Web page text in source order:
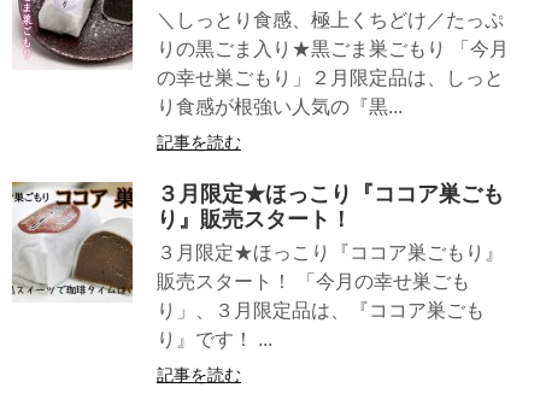
＼しっとり食感、極上くちどけ／たっぷ
りの黒ごま入り★黒ごま巣ごもり 「今月
の幸せ巣ごもり」２月限定品は、しっと
り食感が根強い人気の『黒...
記事を読む
３月限定★ほっこり『ココア巣ごも
り』販売スタート！
３月限定★ほっこり『ココア巣ごもり』
販売スタート！ 「今月の幸せ巣ごも
り」、３月限定品は、『ココア巣ごも
り』です！ ...
記事を読む